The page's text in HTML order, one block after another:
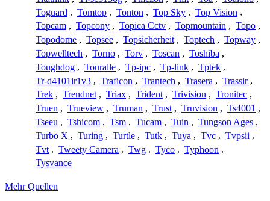
Toguard , Tomtop , Tonton , Top Sky , Top Vision ,
Topcam , Topcony , Topica Cctv , Topmountain , Topo ,
Topodome , Topsee , Topsicherheit , Toptech , Topway ,
Topwelltech , Torno , Torv , Toscan , Toshiba ,
Toughdog , Touralle , Tp-ipc , Tp-link , Tptek ,
Tr-d4101ir1v3 , Traficon , Trantech , Trasera , Trassir ,
Trek , Trendnet , Triax , Trident , Trivision , Tronitec ,
Truen , Trueview , Truman , Trust , Truvision , Ts4001 ,
Tseeu , Tshicom , Tsm , Tucam , Tuin , Tungson Ages ,
Turbo X , Turing , Turtle , Tutk , Tuya , Tvc , Tvpsii ,
Tvt , Tweety Camera , Twg , Tyco , Typhoon ,
Tysvance
Mehr Quellen